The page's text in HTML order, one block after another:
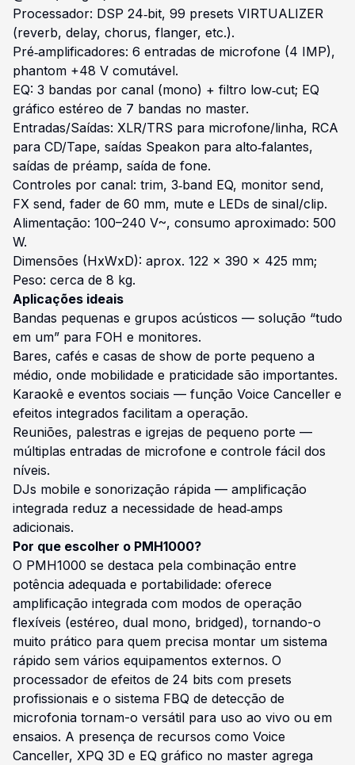
Processador: DSP 24‑bit, 99 presets VIRTUALIZER
(reverb, delay, chorus, flanger, etc.).
Pré‑amplificadores: 6 entradas de microfone (4 IMP),
phantom +48 V comutável.
EQ: 3 bandas por canal (mono) + filtro low‑cut; EQ
gráfico estéreo de 7 bandas no master.
Entradas/Saídas: XLR/TRS para microfone/linha, RCA
para CD/Tape, saídas Speakon para alto‑falantes,
saídas de préamp, saída de fone.
Controles por canal: trim, 3‑band EQ, monitor send,
FX send, fader de 60 mm, mute e LEDs de sinal/clip.
Alimentação: 100–240 V~, consumo aproximado: 500
W.
Dimensões (HxWxD): aprox. 122 x 390 x 425 mm;
Peso: cerca de 8 kg.
Aplicações ideais
Bandas pequenas e grupos acústicos — solução “tudo
em um” para FOH e monitores.
Bares, cafés e casas de show de porte pequeno a
médio, onde mobilidade e praticidade são importantes.
Karaokê e eventos sociais — função Voice Canceller e
efeitos integrados facilitam a operação.
Reuniões, palestras e igrejas de pequeno porte —
múltiplas entradas de microfone e controle fácil dos
níveis.
DJs mobile e sonorização rápida — amplificação
integrada reduz a necessidade de head‑amps
adicionais.
Por que escolher o PMH1000?
O PMH1000 se destaca pela combinação entre
potência adequada e portabilidade: oferece
amplificação integrada com modos de operação
flexíveis (estéreo, dual mono, bridged), tornando-o
muito prático para quem precisa montar um sistema
rápido sem vários equipamentos externos. O
processador de efeitos de 24 bits com presets
profissionais e o sistema FBQ de detecção de
microfonia tornam-o versátil para uso ao vivo ou em
ensaios. A presença de recursos como Voice
Canceller, XPQ 3D e EQ gráfico no master agrega